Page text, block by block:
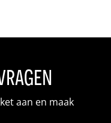
aan en maak